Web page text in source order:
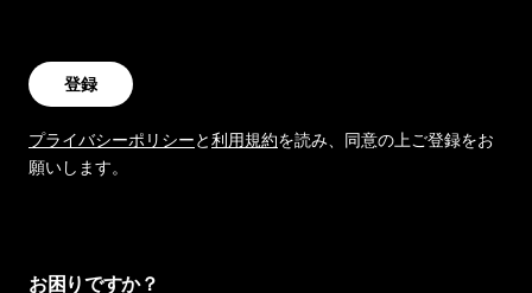
登録
プライバシーポリシーと利用規約を読み、同意の上ご登録をお
願いします。
お困りですか？